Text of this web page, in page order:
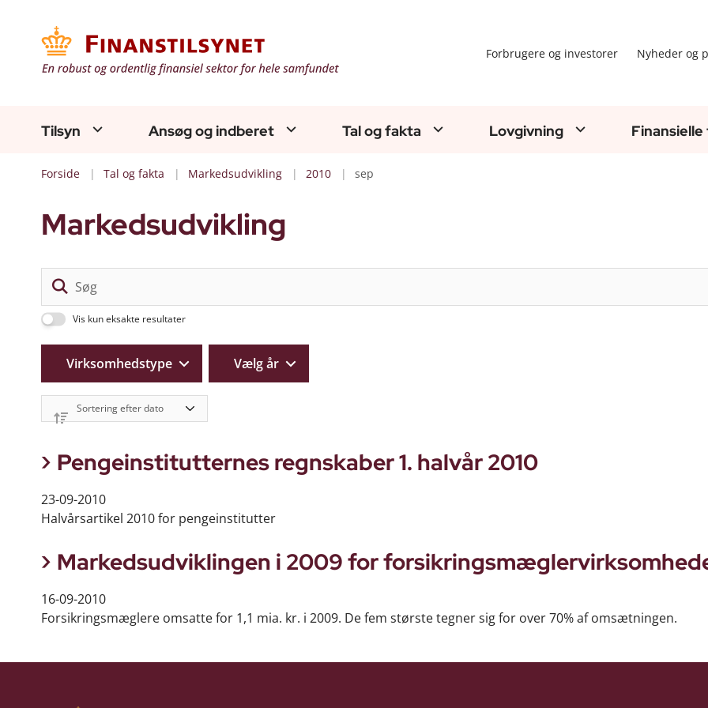
Forbrugere og investorer Nyheder og
Tilsyn Ansøg og indberet Tal og fakta Lovgivning
Forside Tal og fakta Markedsudvikling 2010 sep
Markedsudvikling
Vis kun eksakte resultater
Virksomhedstype Vælg år
Pengeinstitutternes regnskaber 1. halvår 2010
23-09-2010
Halvårsartikel 2010 for pengeinstitutter
Markedsudviklingen i 2009 for
16-09-2010
Forsikringsmæglere omsatte for 1,1 mia. kr. i 2009. De fem største tegner sig for over 70% af omsætningen.